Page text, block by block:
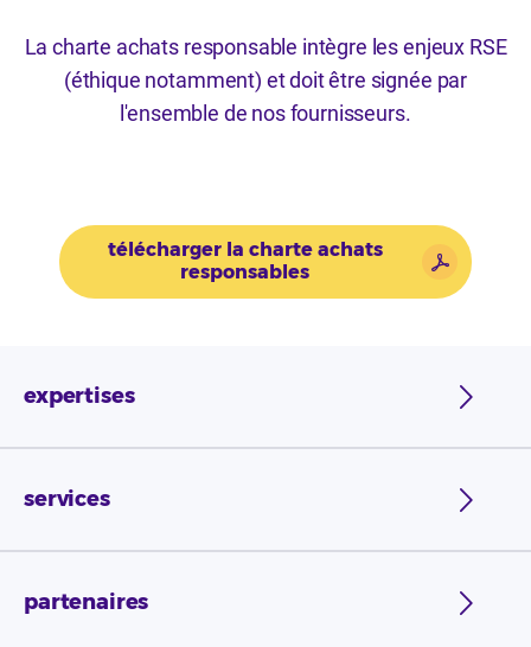
La charte achats responsable intègre les enjeux RSE
(éthique notamment) et doit être signée par
l'ensemble de nos fournisseurs.
télécharger la charte achats
responsables
expertises
services
partenaires